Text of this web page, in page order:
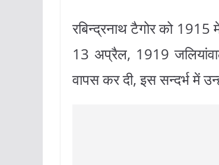
रबिन्द्रनाथ टैगोर को 1915
13 अप्रैल, 1919
वापस कर दी, इस सन्दर्भ में